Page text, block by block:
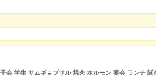
会 学生 サムギョプサル 焼肉 ホルモン 宴会 ランチ 誕